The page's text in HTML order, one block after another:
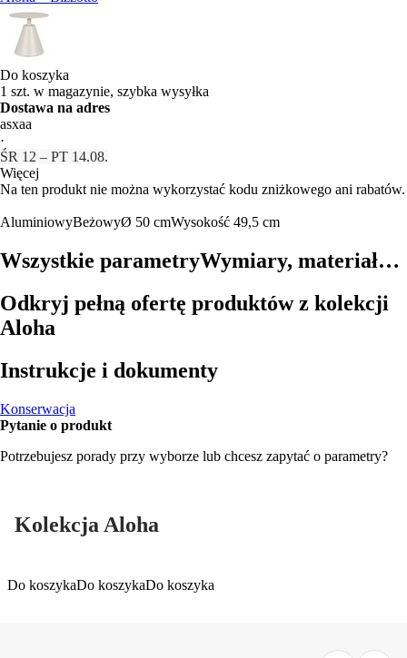
Do koszyka
1 szt. w magazynie, szybka wysyłka
Dostawa na adres
asxaa
·
ŚR 12 – PT 14.08.
Więcej
Na ten produkt nie można wykorzystać kodu zniżkowego ani rabatów.
AluminiowyBeżowyØ 50 cmWysokość 49,5 cm
Wszystkie parametryWymiary, materiał…
Odkryj pełną ofertę produktów z kolekcji
Aloha
Instrukcje i dokumenty
Konserwacja
Pytanie o produkt
Potrzebujesz porady przy wyborze lub chcesz zapytać o parametry?
Kolekcja Aloha
Do koszykaDo koszykaDo koszyka